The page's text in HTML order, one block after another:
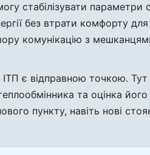
стабілізувати
без втрати комфорту
комунікацію з
є відправною точкою.
та оцінка
пункту, навіть нові